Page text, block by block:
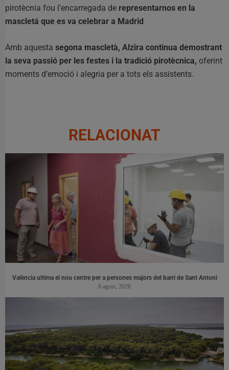
pirotècnia fou l’encarregada de representarnos en la
mascletá que es va celebrar a Madrid
Amb aquesta segona mascletà, Alzira continua demostrant
la seva passió per les festes i la tradició pirotècnica, oferint
moments d’emoció i alegria per a tots els assistents.
RELACIONAT
València ultima el nou centre per a persones majors del barri de Sant Antoni
6 agost, 2026